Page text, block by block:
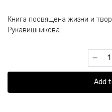
Книга посвящена жизни и
Рукавишникова.
Add